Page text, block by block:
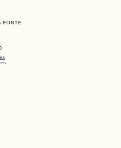
FONTE